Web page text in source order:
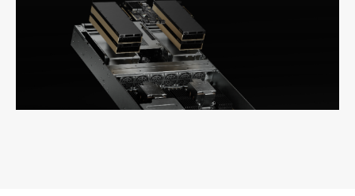
NVIDIA Spectrum-XEthernet テクノロジと
Enterpriseソフトウェアを組み合わせることで、
NVIDIA OVX L40S は業界をリードするパフォーマンス
を提供し、生成 AI による企業の変革を加速します。